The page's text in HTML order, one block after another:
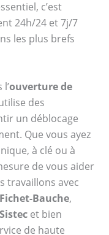
c’est
24h/24 et 7j/7
les plus brefs
ouverture de
des
un déblocage
Que vous ayez
à clé ou à
de vous aider
travaillons avec
Fichet-Bauche,
Sistec et bien
de haute